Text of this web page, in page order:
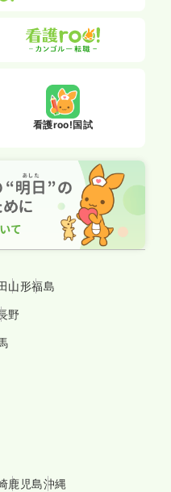
看護roo!国試
山形福島
野
鹿児島沖縄